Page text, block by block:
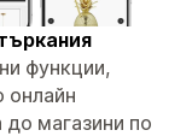
функции,
онлайн
до магазини по